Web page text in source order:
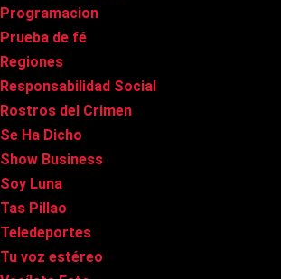
Programacion
Prueba de fé
Regiones
Responsabilidad Social
Rostros del Crimen
Se Ha Dicho
Show Business
Soy Luna
Tas Pillao
Teledeportes
Tu voz estéreo